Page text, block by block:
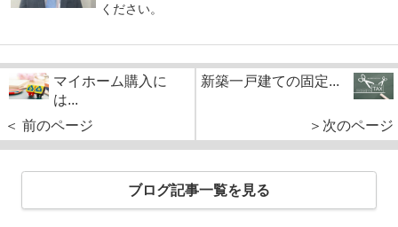
ください。
マイホーム購入に
は...
＜ 前のページ
新築一戸建ての固定...
＞次のページ
ブログ記事一覧を見る